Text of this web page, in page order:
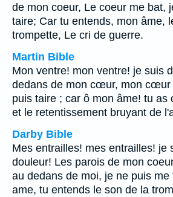
de mon coeur, Le coeur me bat,
taire; Car tu entends, mon âme,
trompette, Le cri de guerre.
Martin Bible
Mon ventre! mon ventre! je suis
dedans de mon cœur, mon cœur
puis taire ; car ô mon âme! tu as
et le retentissement bruyant de
Darby Bible
Mes entrailles! mes entrailles! je
douleur! Les parois de mon
au dedans de moi, je ne puis me
ame, tu entends le son de la